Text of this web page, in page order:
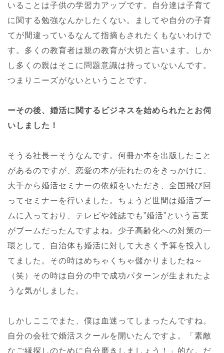
いることは子供の学習力アップです。自分達は子育て
に関する勉強なんかしたくない。ましてや自分の子育
てが間違っているなんて指摘もされたくもないわけで
す。多くの教育者は親の教育が大切と言います。しか
し多くの親はそこに問題意識は持っていないんです。
つまりニーズがないということです。
ーその後、婚活に関するビジネスを始められたとお伺
いしました！
そうる社長ーそうなんです。何冊か本を出版したこと
があるのですが、恋愛の本が売れたのをきっかけに、
大手から婚活セミナーの依頼をいただき、全国飛び回
ってセミナーを行いました。ちょうど世間は婚活ブー
ムに入っており、テレビや雑誌でも”婚活”という言葉
がブームだったんですよね。少子高齢化への対策の一
環として、自治体も婚活に対して大きく予算を投入し
てました。その時はめちゃくちゃ儲かりましたね～
（笑）その時は自分の中で成功パターンが生まれたよ
うな気がしました。
しかしここでまた、僕は血迷ってしまったんですね。
自分の会社で婚活スクールを開いたんですよ。「素敵
なご縁探しのために自分磨きしましょう！」的な。だ